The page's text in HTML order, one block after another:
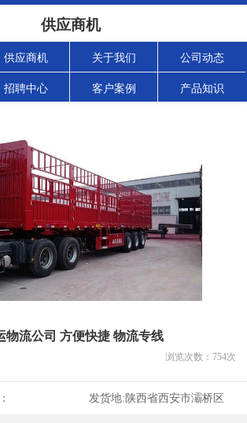
供应商机
供应商机 关于我们 公司动态
招聘中心 客户案例 产品知识
物流公司 方便快捷 物流专线
浏览次数： 754次
发货地:陕西省西安市灞桥区